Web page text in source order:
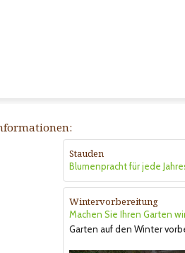
Stauden
Blumenpracht für jede
Wintervorbereitung
Machen Sie Ihren Garten
Garten auf den Winter